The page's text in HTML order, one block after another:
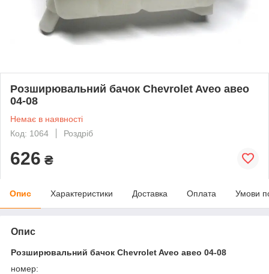
Розширювальний бачок Chevrolet Aveo авео
04-08
Немає в наявності
Код: 1064
Роздріб
626 ₴
Опис Характеристики Доставка Оплата Умови
Опис
Розширювальний бачок Chevrolet Aveo авео 04-08
номер: